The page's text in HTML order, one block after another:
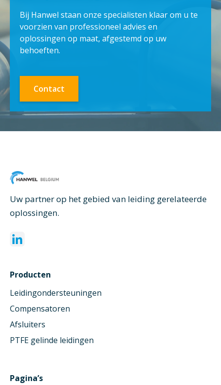
Bij Hanwel staan onze specialisten klaar om u te
voorzien van professioneel advies en
oplossingen op maat, afgestemd op uw
behoeften.
Contact
Uw partner op het gebied van leiding gerelateerde
oplossingen.
Producten
Leidingondersteuningen
Compensatoren
Afsluiters
PTFE gelinde leidingen
Pagina’s